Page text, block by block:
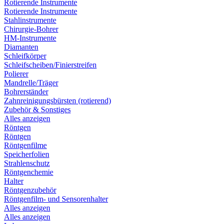
Rotierende Instrumente
Rotierende Instrumente
Stahlinstrumente
Chirurgie-Bohrer
HM-Instrumente
Diamanten
Schleifkörper
Schleifscheiben/Finierstreifen
Polierer
Mandrelle/Träger
Bohrerständer
Zahnreinigungsbürsten (rotierend)
Zubehör & Sonstiges
Alles anzeigen
Röntgen
Röntgen
Röntgenfilme
Speicherfolien
Strahlenschutz
Röntgenchemie
Halter
Röntgenzubehör
Röntgenfilm- und Sensorenhalter
Alles anzeigen
Alles anzeigen